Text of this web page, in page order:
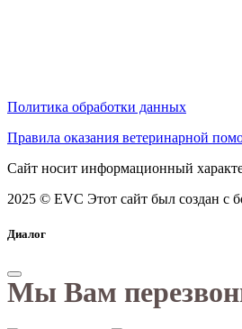
Политика обработки данных
Правила оказания ветеринарной
Сайт носит информационный
2025 © EVC Этот сайт был создан с
Диалог
Мы Вам